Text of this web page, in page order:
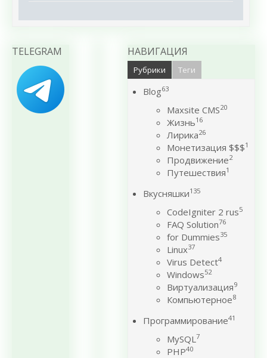
TELEGRAM НАВИГАЦИЯ
Рубрики Теги
Blog63
Maxsite CMS20
Жизнь16
Лирика26
Монетизация $$$1
Продвижение2
Путешествия1
Вкусняшки135
CodeIgniter 2 rus5
FAQ Solution76
for Dummies35
Linux37
Virus Detect4
Windows52
Виртуализация9
Компьютерное8
Программирование41
MySQL7
PHP40